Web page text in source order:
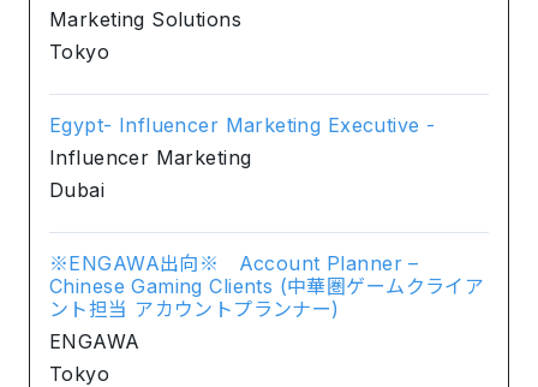
Marketing Solutions
Tokyo
Egypt- Influencer Marketing Executive -
Influencer Marketing
Dubai
※ENGAWA出向※ Account Planner –
Chinese Gaming Clients (中華圏ゲームクライア
ント担当 アカウントプランナー)
ENGAWA
Tokyo